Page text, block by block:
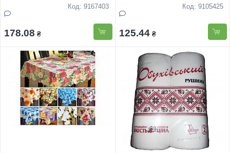
Код: 9167403
178.08 ₴
Код: 9105425
125.44 ₴